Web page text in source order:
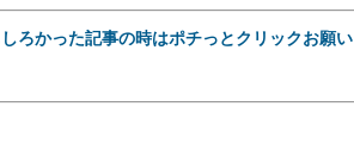
ろかった記事の時はポチっとクリックお願い